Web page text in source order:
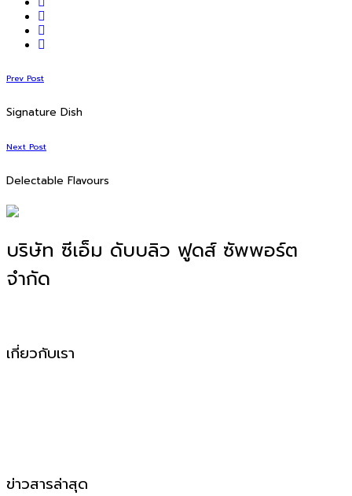
Prev Post
Signature Dish
Next Post
Delectable Flavours
บริษัท ซีเอ็ม ดับบลิว ฟูดส์ ซัพพอร์ต
จำกัด
เกี่ยวกับเรา
ข่าวสารล่าสุด